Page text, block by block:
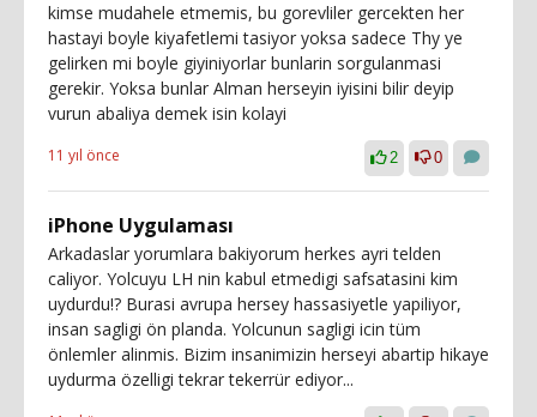
kimse mudahele etmemis, bu gorevliler gercekten her
hastayi boyle kiyafetlemi tasiyor yoksa sadece Thy ye
gelirken mi boyle giyiniyorlar bunlarin sorgulanmasi
gerekir. Yoksa bunlar Alman herseyin iyisini bilir deyip
vurun abaliya demek isin kolayi
11 yıl önce 2 0
iPhone Uygulaması
Arkadaslar yorumlara bakiyorum herkes ayri telden
caliyor. Yolcuyu LH nin kabul etmedigi safsatasini kim
uydurdu!? Burasi avrupa hersey hassasiyetle yapiliyor,
insan sagligi ön planda. Yolcunun sagligi icin tüm
önlemler alinmis. Bizim insanimizin herseyi abartip hikaye
uydurma özelligi tekrar tekerrür ediyor...